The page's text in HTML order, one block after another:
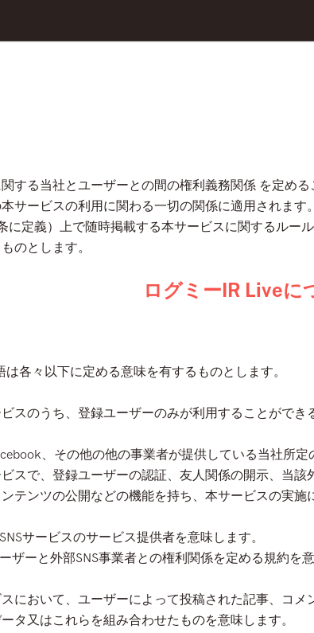
する当社とユーザーとの間の権利義務関係 を定める
サービスの利用に関わる一切の関係に適用されます。
に定義）上で随時掲載する本サービスに関するルー
のとします。
ログミーIR Liveに
各々以下に定める意味を有するものとします。
スのうち、登録ユーザーのみが利用することができ
、その他の他の事業者が提供している当社所定
スで、登録ユーザーの認証、友人関係の開示、当該
テンツの公開などの機能を持ち、本サービスの実施
サービスのサービス提供者を意味します。
ザーと外部SNS事業者との権利関係を定める規約を
において、ユーザーによって投稿された記事、コメ
タ又はこれらを組み合わせたものを意味します。